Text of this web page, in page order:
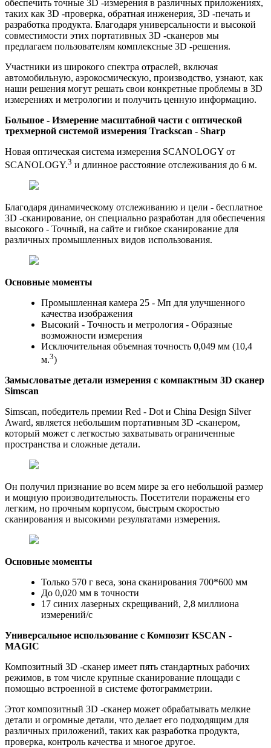
обеспечить точные 3D -измерения в различных приложениях,
таких как 3D -проверка, обратная инженерия, 3D -печать и
разработка продукта. Благодаря универсальности и высокой
совместимости этих портативных 3D -сканеров мы
предлагаем пользователям комплексные 3D -решения.
Участники из широкого спектра отраслей, включая
автомобильную, аэрокосмическую, производство, узнают, как
наши решения могут решать свои конкретные проблемы в 3D
измерениях и метрологии и получить ценную информацию.
Большое - Измерение масштабной части с оптической
трехмерной системой измерения Trackscan - Sharp
Новая оптическая система измерения SCANOLOGY от
SCANOLOGY.3 и длинное расстояние отслеживания до 6 м.
Благодаря динамическому отслеживанию и цели - бесплатное
3D -сканирование, он специально разработан для обеспечения
высокого - Точный, на сайте и гибкое сканирование для
различных промышленных видов использования.
Основные моменты
Промышленная камера 25 - Мп для улучшенного
качества изображения
Высокий - Точность и метрология - Образные
возможности измерения
Исключительная объемная точность 0,049 мм (10,4
м.3)
Замысловатые детали измерения с компактным 3D сканер
Simscan
Simscan, победитель премии Red - Dot и China Design Silver
Award, является небольшим портативным 3D -сканером,
который может с легкостью захватывать ограниченные
пространства и сложные детали.
Он получил признание во всем мире за его небольшой размер
и мощную производительность. Посетители поражены его
легким, но прочным корпусом, быстрым скоростью
сканирования и высокими результатами измерения.
Основные моменты
Только 570 г веса, зона сканирования 700*600 мм
До 0,020 мм в точности
17 синих лазерных скрещиваний, 2,8 миллиона
измерений/с
Универсальное использование с Композит KSCAN -
MAGIC
Композитный 3D -сканер имеет пять стандартных рабочих
режимов, в том числе крупные сканирование площади с
помощью встроенной в системе фотограмметрии.
Этот композитный 3D -сканер может обрабатывать мелкие
детали и огромные детали, что делает его подходящим для
различных приложений, таких как разработка продукта,
проверка, контроль качества и многое другое.